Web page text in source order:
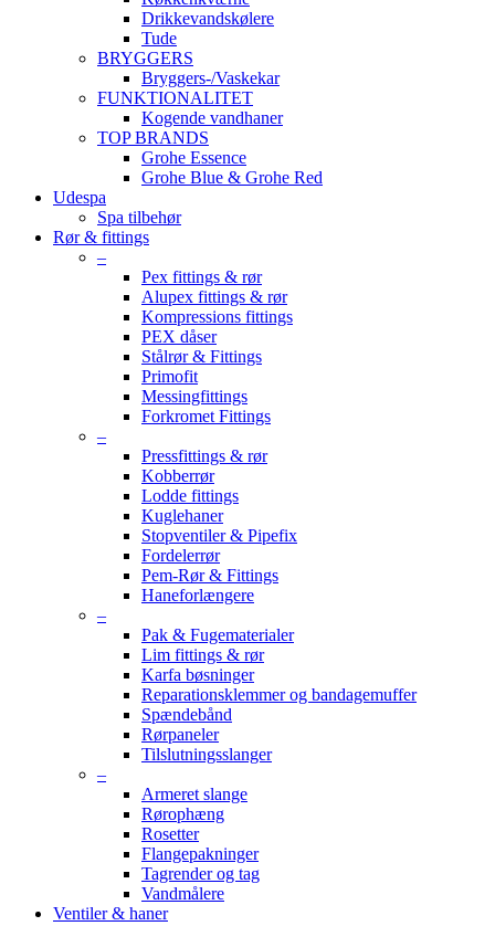
Drikkevandskølere
Tude
BRYGGERS
Bryggers-/Vaskekar
FUNKTIONALITET
Kogende vandhaner
TOP BRANDS
Grohe Essence
Grohe Blue & Grohe Red
Udespa
Spa tilbehør
Rør & fittings
–
Pex fittings & rør
Alupex fittings & rør
Kompressions fittings
PEX dåser
Stålrør & Fittings
Primofit
Messingfittings
Forkromet Fittings
–
Pressfittings & rør
Kobberrør
Lodde fittings
Kuglehaner
Stopventiler & Pipefix
Fordelerrør
Pem-Rør & Fittings
Haneforlængere
–
Pak & Fugematerialer
Lim fittings & rør
Karfa bøsninger
Reparationsklemmer og bandagemuffer
Spændebånd
Rørpaneler
Tilslutningsslanger
–
Armeret slange
Rørophæng
Rosetter
Flangepakninger
Tagrender og tag
Vandmålere
Ventiler & haner